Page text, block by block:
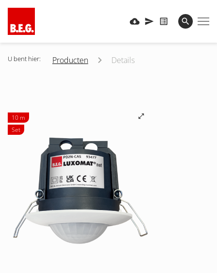
U bent hier: Producten Details
10 m
Set